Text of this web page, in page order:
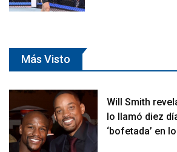
Más Visto
Will Smith
lo llamó diez
‘bofetada’ en